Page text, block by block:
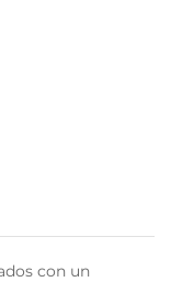
con un